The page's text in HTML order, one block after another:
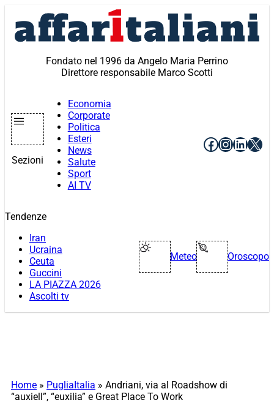
contenuto
Fondato nel 1996 da Angelo Maria Perrino
Direttore responsabile Marco Scotti
Sezioni
Economia
Corporate
Politica
Esteri
News
Salute
Sport
AI TV
Facebook
X
Tendenze
Iran
Ucraina
Ceuta
Guccini
LA PIAZZA 2026
Ascolti tv
Meteo Oroscopo
Home » PugliaItalia » Andriani, via al Roadshow di
“auxiell”, “euxilia” e Great Place To Work